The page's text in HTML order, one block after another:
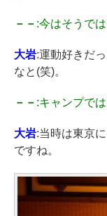
－－ :今はそうで
大岩:運動好きだ
なと(笑)。
－－ :キャンプで
大岩:当時は東京
ですね。